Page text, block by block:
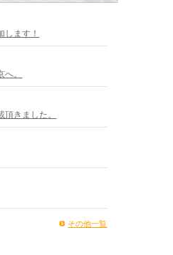
します！
。
きました。
その他一覧